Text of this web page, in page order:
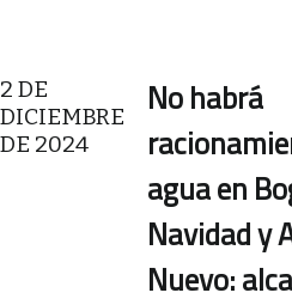
2 DE
DICIEMBRE
DE 2024
No habrá
agua en
Navidad y
Nuevo: